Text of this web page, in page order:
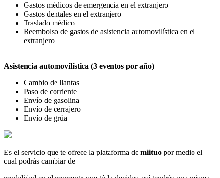
Gastos médicos de emergencia en el extranjero
Gastos dentales en el extranjero
Traslado médico
Reembolso de gastos de asistencia automovilística en el
extranjero
Asistencia automovilística (3 eventos por año)
Cambio de llantas
Paso de corriente
Envío de gasolina
Envío de cerrajero
Envío de grúa
Es el servicio que te ofrece la plataforma de miituo por medio el
cual podrás cambiar de